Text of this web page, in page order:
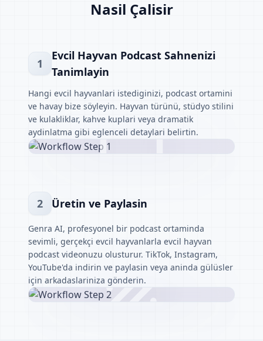
Nasil Çalisir
1
Evcil Hayvan Podcast Sahnenizi
Tanimlayin
Hangi evcil hayvanlari istediginizi, podcast ortamini
ve havay bize söyleyin. Hayvan türünü, stüdyo stilini
ve kulakliklar, kahve kuplari veya dramatik
aydinlatma gibi eglenceli detaylari belirtin.
2 Üretin ve Paylasin
Genra AI, profesyonel bir podcast ortaminda
sevimli, gerçekçi evcil hayvanlarla evcil hayvan
podcast videonuzu olusturur. TikTok, Instagram,
YouTube'da indirin ve paylasin veya aninda gülüsler
için arkadaslariniza gönderin.